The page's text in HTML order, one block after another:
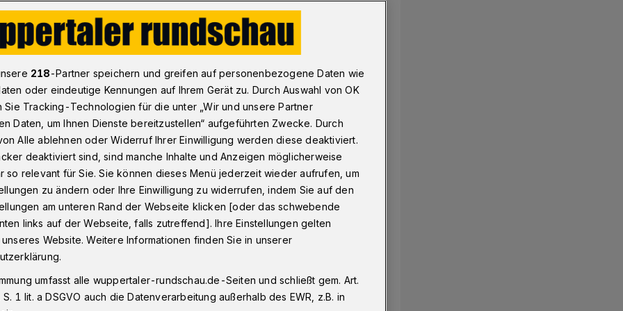
verhindern, im Ernstfall richtig reagieren
verhindern, im
reagieren
von Helios-Chefarzt Prof. Dr. med.
und von Tobias
Feuerwehr Wuppertal.
218-Partner speichern und greifen auf personenbezogene Daten wie
oder eindeutige Kennungen auf Ihrem Gerät zu. Durch Auswahl von OK
Sie Tracking-Technologien für die unter „Wir und unsere Partner
Daten, um Ihnen Dienste bereitzustellen“ aufgeführten Zwecke. Durch
Alle ablehnen oder Widerruf Ihrer Einwilligung werden diese deaktiviert.
deaktiviert sind, sind manche Inhalte und Anzeigen möglicherweise
so relevant für Sie. Sie können dieses Menü jederzeit wieder aufrufen, um
zu ändern oder Ihre Einwilligung zu widerrufen, indem Sie auf den
am unteren Rand der Webseite klicken [oder das schwebende
links auf der Webseite, falls zutreffend]. Ihre Einstellungen gelten
Website. Weitere Informationen finden Sie in unserer
umfasst alle wuppertaler-rundschau.de-Seiten und schließt gem. Art.
1 lit. a DSGVO auch die Datenverarbeitung außerhalb des EWR, z.B. in